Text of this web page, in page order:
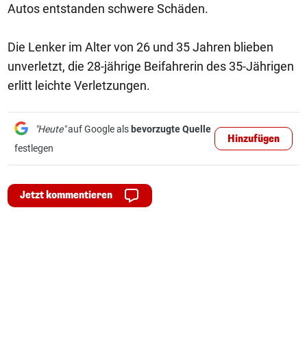
Autos entstanden schwere Schäden.
Die Lenker im Alter von 26 und 35 Jahren blieben
unverletzt, die 28-jährige Beifahrerin des 35-Jährigen
erlitt leichte Verletzungen.
"Heute"auf Google als bevorzugte Quelle
festlegen
Hinzufügen
Jetzt kommentieren